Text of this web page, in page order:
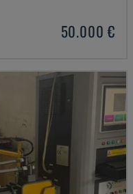
50.000 €